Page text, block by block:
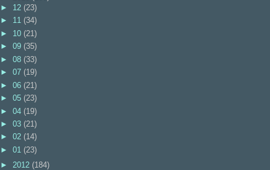
► 12 (23)
► 11 (34)
► 10 (21)
► 09 (35)
► 08 (33)
► 07 (19)
► 06 (21)
► 05 (23)
► 04 (19)
► 03 (21)
► 02 (14)
► 01 (23)
► 2012 (184)